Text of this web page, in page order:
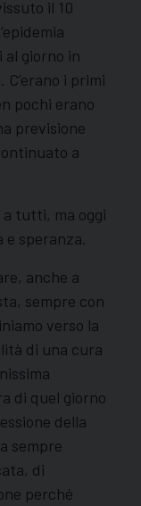
il 10
al giorno in
i primi
pochi erano
previsione
a
a tutti, ma oggi
speranza.
anche a
sempre con
verso la
di una cura
di quel giorno
della
sempre
di
perché